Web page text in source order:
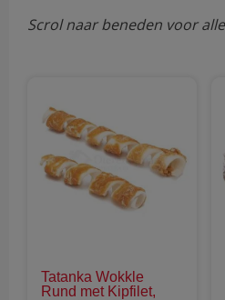
Scrol naar beneden voor
Tatanka Wokkle
Rund met Kipfilet,